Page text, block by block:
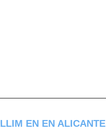
EN EN ALICANTE